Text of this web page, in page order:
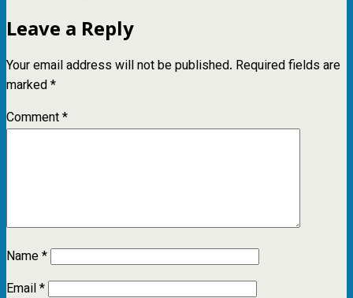
Leave a Reply
Your email address will not be published. Required fields are
marked*
Comment*
Name*
Email*